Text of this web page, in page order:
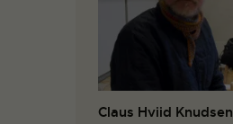
Claus Hviid Knudsen